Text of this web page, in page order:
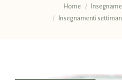
Home
Insegnamenti